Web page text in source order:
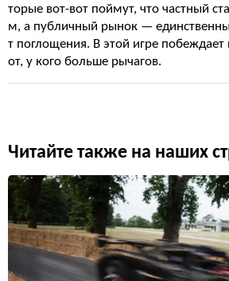
торые вот-вот поймут, что частный
м, а публичный рынок —
т поглощения. В этой игре
от, у кого больше рычагов.
Читайте также на наших